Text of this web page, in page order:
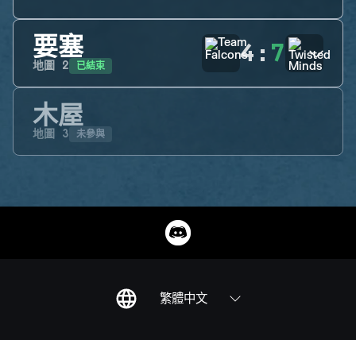
要塞
地圖 2 已結束 4 : 7
木屋
地圖 3 未參與
繁體中文